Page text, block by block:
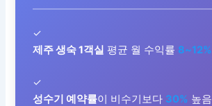
✓
제주 생숙 1객실 평균 월 수익률 8~12%
✓
성수기 예약률이 비수기보다 30% 높음